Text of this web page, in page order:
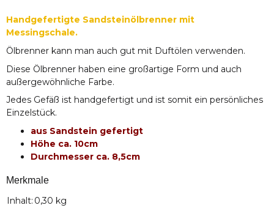
Handgefertigte Sandsteinölbrenner mit
Messingschale.
Ölbrenner kann man auch gut mit Duftölen verwenden.
Diese Ölbrenner haben eine großartige Form und auch
außergewöhnliche Farbe.
Jedes Gefäß ist handgefertigt und ist somit ein persönliches
Einzelstück.
aus Sandstein gefertigt
Höhe ca. 10cm
Durchmesser ca. 8,5cm
Merkmale
Produkteigenschaft
Wert
Inhalt: 0,30 kg